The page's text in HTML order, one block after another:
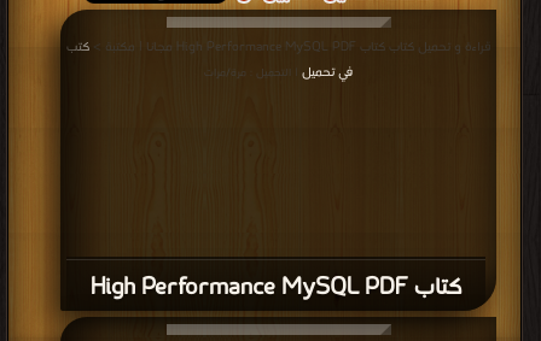
كتاب High Performance MySQL PDF
قراءة و تحميل كتاب كتاب High Performance MySQL PDF مجانا | مكتبة >
كتب
في تحميل
| التحميل : مرة/مرات